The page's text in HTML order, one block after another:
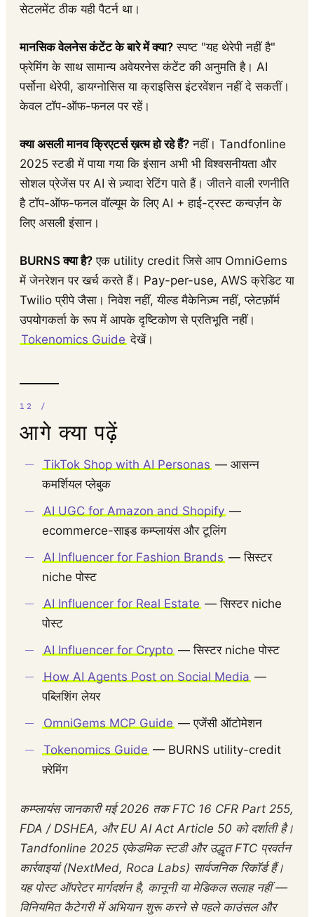
सेटलमेंट ठीक यही पैटर्न था।
मानसिक वेलनेस कंटेंट के बारे में क्या? स्पष्ट "यह थेरेपी नहीं है"
फ्रेमिंग के साथ सामान्य अवेयरनेस कंटेंट की अनुमति है। AI
पर्सोना थेरेपी, डायग्नोसिस या क्राइसिस इंटरवेंशन नहीं दे सकतीं।
केवल टॉप-ऑफ-फनल पर रहें।
क्या असली मानव क्रिएटर्स ख़त्म हो रहे हैं? नहीं। Tandfonline
2025 स्टडी में पाया गया कि इंसान अभी भी विश्वसनीयता और
सोशल प्रेजेंस पर AI से ज़्यादा रेटिंग पाते हैं। जीतने वाली रणनीति
है टॉप-ऑफ-फनल वॉल्यूम के लिए AI + हाई-ट्रस्ट कन्वर्ज़न के
लिए असली इंसान।
BURNS क्या है? एक utility credit जिसे आप OmniGems
में जेनरेशन पर खर्च करते हैं। Pay-per-use, AWS क्रेडिट या
Twilio प्रीपे जैसा। निवेश नहीं, यील्ड मैकेनिज़्म नहीं, प्लेटफ़ॉर्म
उपयोगकर्ता के रूप में आपके दृष्टिकोण से प्रतिभूति नहीं।
Tokenomics Guide देखें।
आगे क्या पढ़ें
TikTok Shop with AI Personas — आसन्न
कमर्शियल प्लेबुक
AI UGC for Amazon and Shopify —
ecommerce-साइड कम्प्लायंस और टूलिंग
AI Influencer for Fashion Brands — सिस्टर
niche पोस्ट
AI Influencer for Real Estate — सिस्टर niche
पोस्ट
AI Influencer for Crypto — सिस्टर niche पोस्ट
How AI Agents Post on Social Media —
पब्लिशिंग लेयर
OmniGems MCP Guide — एजेंसी ऑटोमेशन
Tokenomics Guide — BURNS utility-credit
फ़्रेमिंग
कम्प्लायंस जानकारी मई 2026 तक FTC 16 CFR Part 255,
FDA / DSHEA, और EU AI Act Article 50 को दर्शाती है।
Tandfonline 2025 एकेडमिक स्टडी और उद्धृत FTC प्रवर्तन
कार्रवाइयां (NextMed, Roca Labs) सार्वजनिक रिकॉर्ड हैं।
यह पोस्ट ऑपरेटर मार्गदर्शन है, कानूनी या मेडिकल सलाह नहीं —
विनियमित कैटेगरी में अभियान शुरू करने से पहले काउंसल और